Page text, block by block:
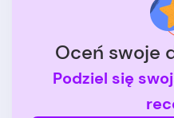
Oceń swoje
Podziel się